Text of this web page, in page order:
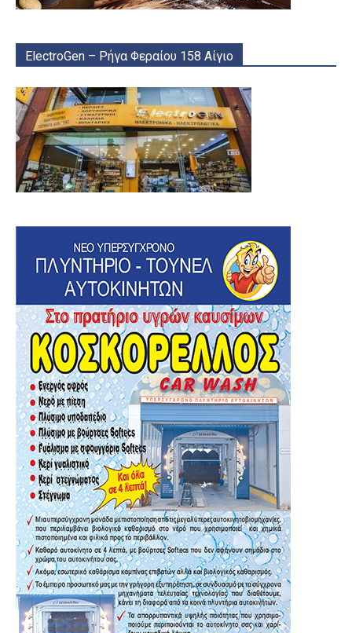
ElectroGen – Ρήγα Φεραίου 158 Αίγιο